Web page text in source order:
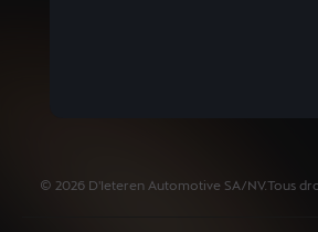
© 2026 D'Ieteren Automotive SA/NV.Tous